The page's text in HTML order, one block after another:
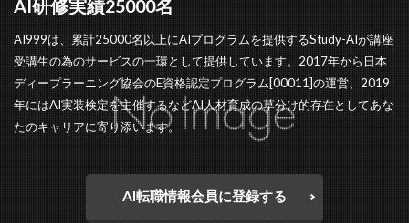
AI研修実績25000名
AI999は、累計25000名以上にAIプログラムを提供するStudy-AIが講座
受講生の為のサービスの一環として提供しています。2017年から日本
ディープラーニング協会のE資格認定プログラム[00011]の運営、2019
年にはAI実装検定を主催するなどAI人材育成の草分け的存在としてあな
たのキャリアに寄り添います。
AI転職情報会員に登録する